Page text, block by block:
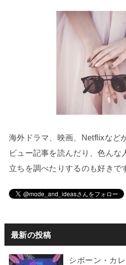
海外ドラマ、映画、Netflixなど
ビュー記事を読んだり、色んな
立ちを調べたりするのも好きで
最新の投稿
シボーン・カ